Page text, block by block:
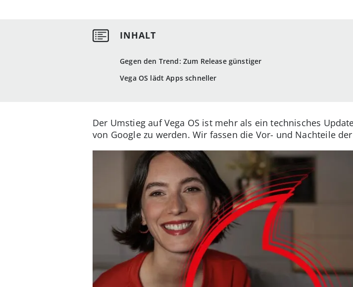
Gegen den Trend: Zum Release günstiger
Vega OS lädt Apps schneller
Der Umstieg auf Vega OS ist mehr als ein technisches
von Google zu werden. Wir fassen die Vor- und Nachteile